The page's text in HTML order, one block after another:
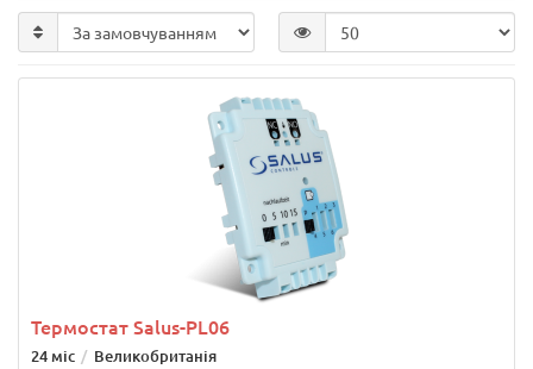
Термостат Salus-PL06
24 міс Великобританія